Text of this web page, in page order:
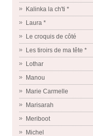
Kalinka la ch'ti *
Laura *
Le croquis de côté
Les tiroirs de ma tête *
Lothar
Manou
Marie Carmelle
Marisarah
Meriboot
Michel